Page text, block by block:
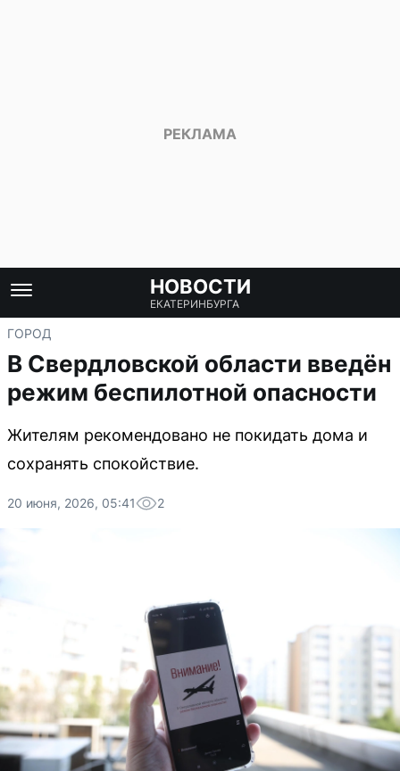
НОВОСТИ
ЕКАТЕРИНБУРГА
ГОРОД
В Свердловской области введён
режим беспилотной опасности
Жителям рекомендовано не покидать дома и
сохранять спокойствие.
20 июня, 2026, 05:41 2